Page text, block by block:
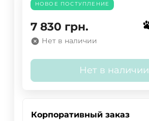
НОВОЕ ПОСТУПЛЕНИЕ
7 830 грн.
Нет в наличии
Нет в наличии
Корпоративный заказ